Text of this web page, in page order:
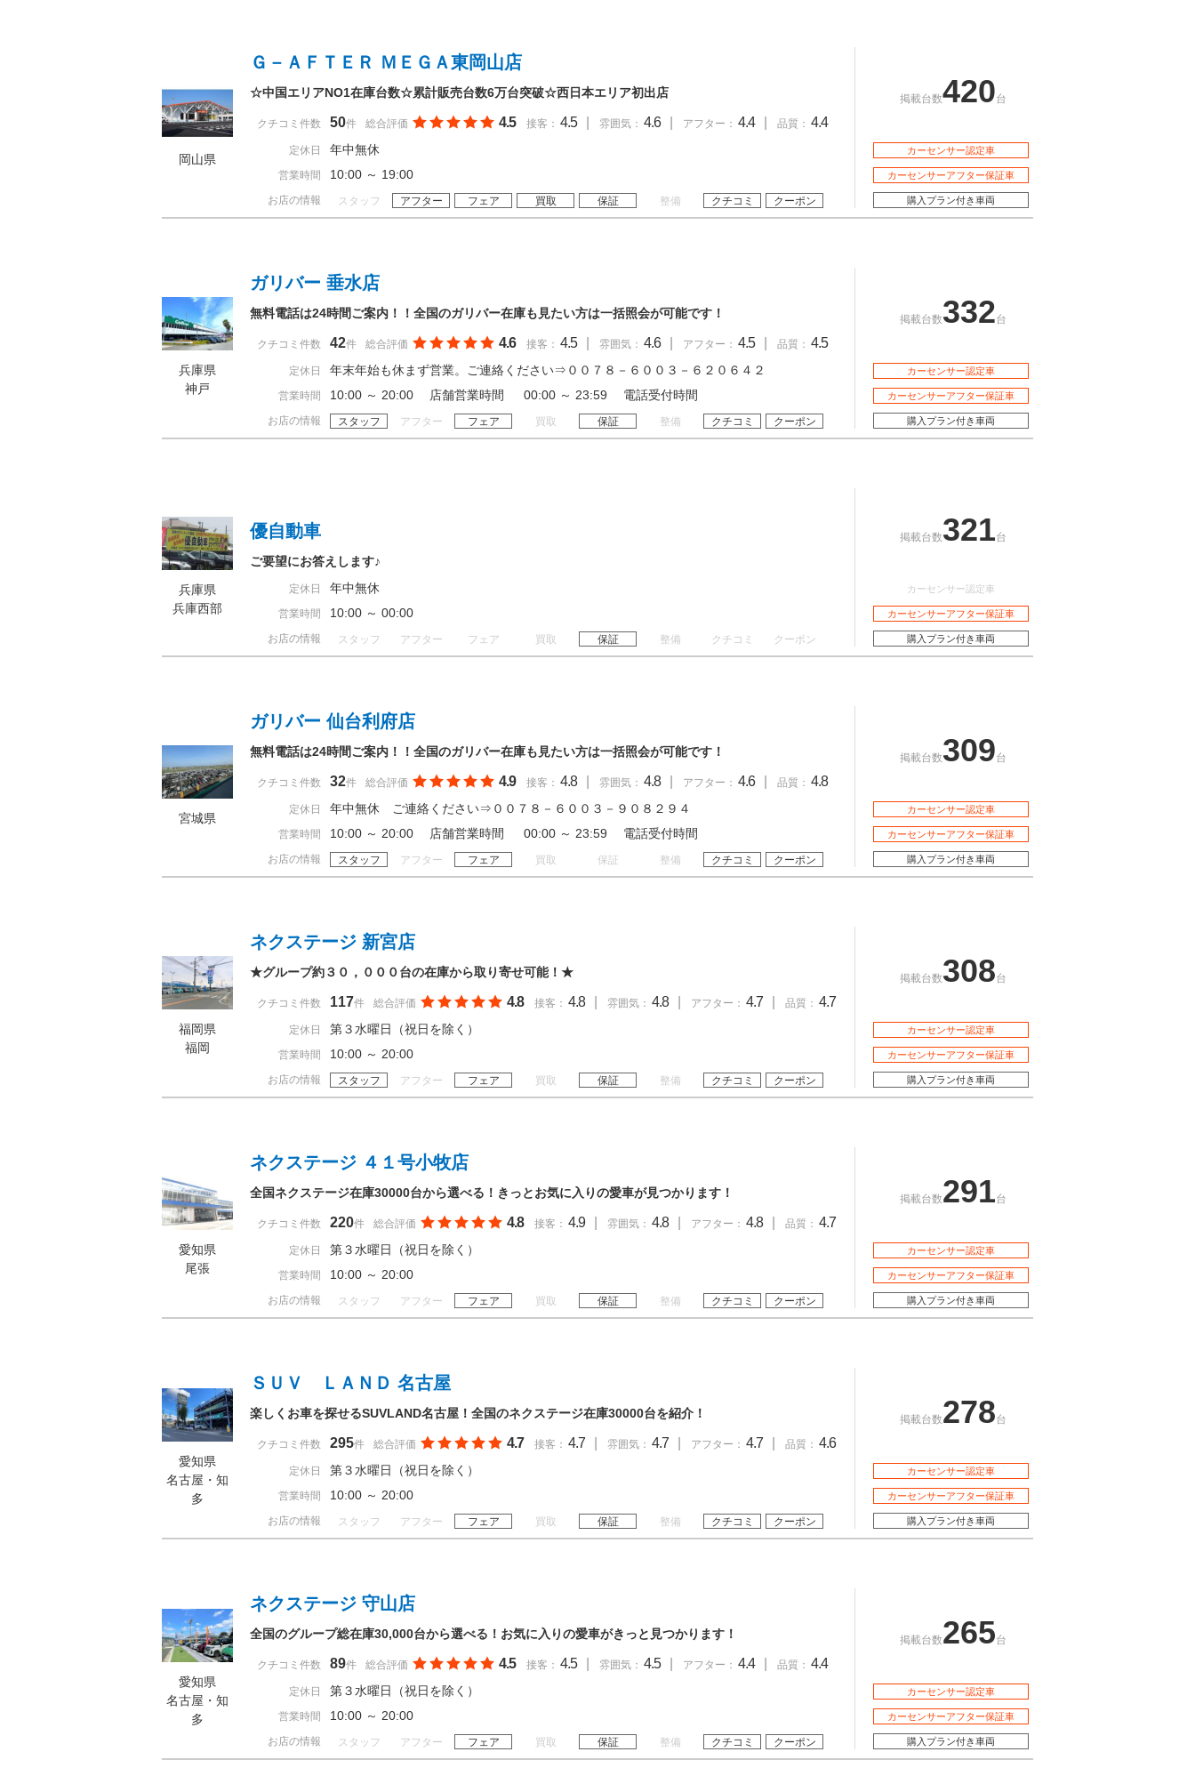
岡山県
Ｇ－ＡＦＴＥＲ ＭＥＧＡ東岡山店
☆中国エリアNO1在庫台数☆累計販売台数6万台突破☆西日本エリア初出店
クチコミ件数 50件 総合評価 4.5 接客： 4.5 雰囲気： 4.6 アフター： 4.4 品質： 4.4
定休日 年中無休
営業時間 10:00 ～ 19:00
お店の情報 スタッフ アフター フェア 買取 保証 整備 クチコミ クーポン
掲載台数420台
カーセンサー認定車
カーセンサーアフター保証車
購入プラン付き車両
兵庫県
神戸
ガリバー 垂水店
無料電話は24時間ご案内！！全国のガリバー在庫も見たい方は一括照会が可能です！
クチコミ件数 42件 総合評価 4.6 接客： 4.5 雰囲気： 4.6 アフター： 4.5 品質： 4.5
定休日 年末年始も休まず営業。ご連絡ください⇒００７８－６００３－６２０６４２
営業時間 10:00 ～ 20:00 店舗営業時間 00:00 ～ 23:59 電話受付時間
お店の情報 スタッフ アフター フェア 買取 保証 整備 クチコミ クーポン
掲載台数332台
カーセンサー認定車
カーセンサーアフター保証車
購入プラン付き車両
兵庫県
兵庫西部
優自動車
ご要望にお答えします♪
定休日 年中無休
営業時間 10:00 ～ 00:00
お店の情報 スタッフ アフター フェア 買取 保証 整備 クチコミ クーポン
掲載台数321台
カーセンサー認定車
カーセンサーアフター保証車
購入プラン付き車両
宮城県
ガリバー 仙台利府店
無料電話は24時間ご案内！！全国のガリバー在庫も見たい方は一括照会が可能です！
クチコミ件数 32件 総合評価 4.9 接客： 4.8 雰囲気： 4.8 アフター： 4.6 品質： 4.8
定休日 年中無休 ご連絡ください⇒００７８－６００３－９０８２９４
営業時間 10:00 ～ 20:00 店舗営業時間 00:00 ～ 23:59 電話受付時間
お店の情報 スタッフ アフター フェア 買取 保証 整備 クチコミ クーポン
掲載台数309台
カーセンサー認定車
カーセンサーアフター保証車
購入プラン付き車両
福岡県
福岡
ネクステージ 新宮店
★グループ約３０，０００台の在庫から取り寄せ可能！★
クチコミ件数 117件 総合評価 4.8 接客： 4.8 雰囲気： 4.8 アフター： 4.7 品質： 4.7
定休日 第３水曜日（祝日を除く）
営業時間 10:00 ～ 20:00
お店の情報 スタッフ アフター フェア 買取 保証 整備 クチコミ クーポン
掲載台数308台
カーセンサー認定車
カーセンサーアフター保証車
購入プラン付き車両
愛知県
尾張
ネクステージ ４１号小牧店
全国ネクステージ在庫30000台から選べる！きっとお気に入りの愛車が見つかります！
クチコミ件数 220件 総合評価 4.8 接客： 4.9 雰囲気： 4.8 アフター： 4.8 品質： 4.7
定休日 第３水曜日（祝日を除く）
営業時間 10:00 ～ 20:00
お店の情報 スタッフ アフター フェア 買取 保証 整備 クチコミ クーポン
掲載台数291台
カーセンサー認定車
カーセンサーアフター保証車
購入プラン付き車両
愛知県
名古屋・知
多
ＳＵＶ ＬＡＮＤ 名古屋
楽しくお車を探せるSUVLAND名古屋！全国のネクステージ在庫30000台を紹介！
クチコミ件数 295件 総合評価 4.7 接客： 4.7 雰囲気： 4.7 アフター： 4.7 品質： 4.6
定休日 第３水曜日（祝日を除く）
営業時間 10:00 ～ 20:00
お店の情報 スタッフ アフター フェア 買取 保証 整備 クチコミ クーポン
掲載台数278台
カーセンサー認定車
カーセンサーアフター保証車
購入プラン付き車両
愛知県
名古屋・知
多
ネクステージ 守山店
全国のグループ総在庫30,000台から選べる！お気に入りの愛車がきっと見つかります！
クチコミ件数 89件 総合評価 4.5 接客： 4.5 雰囲気： 4.5 アフター： 4.4 品質： 4.4
定休日 第３水曜日（祝日を除く）
営業時間 10:00 ～ 20:00
お店の情報 スタッフ アフター フェア 買取 保証 整備 クチコミ クーポン
掲載台数265台
カーセンサー認定車
カーセンサーアフター保証車
購入プラン付き車両